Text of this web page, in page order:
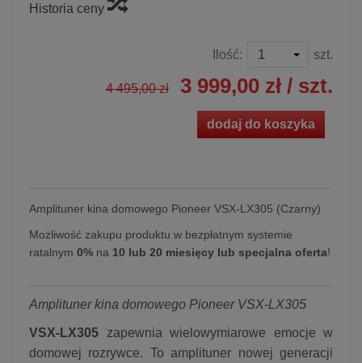
Historia ceny
Ilość: szt.
4 495,00 zł 3 999,00 zł / szt.
dodaj do koszyka
Amplituner kina domowego Pioneer VSX-LX305 (Czarny)
Możliwość zakupu produktu w bezpłatnym systemie
ratalnym 0% na 10 lub 20 miesięcy lub specjalna oferta!
Amplituner kina domowego Pioneer VSX-LX305
VSX-LX305 zapewnia wielowymiarowe emocje w
domowej rozrywce. To amplituner nowej generacji